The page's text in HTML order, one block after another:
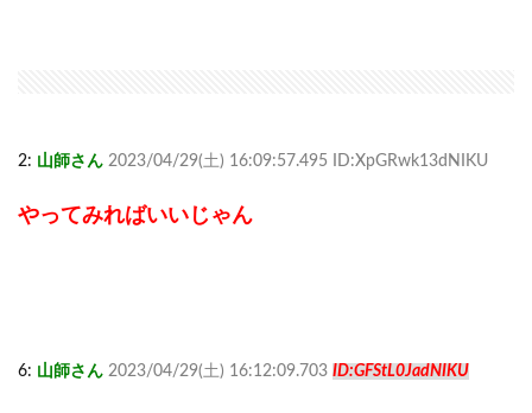
2: 山師さん 2023/04/29(土) 16:09:57.495 ID:XpGRwk13dNIKU
やってみればいいじゃん
6: 山師さん 2023/04/29(土) 16:12:09.703 ID:GFStL0JadNIKU